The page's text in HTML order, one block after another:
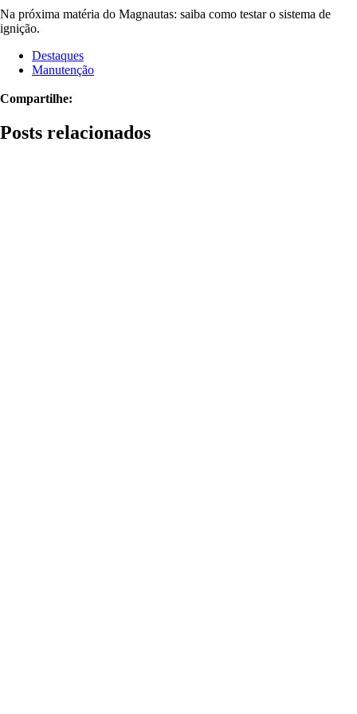
Na próxima matéria do Magnautas: saiba como testar o sistema de
ignição.
Destaques
Manutenção
Compartilhe:
Posts relacionados